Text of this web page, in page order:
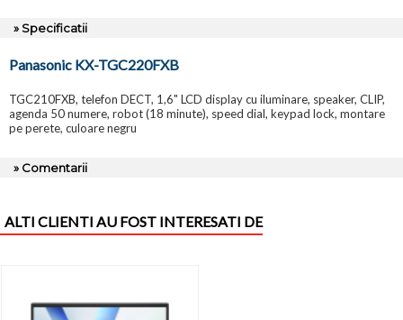
» Specificatii
Panasonic KX-TGC220FXB
TGC210FXB, telefon DECT, 1,6" LCD display cu iluminare, speaker, CLIP,
agenda 50 numere, robot (18 minute), speed dial, keypad lock, montare
pe perete, culoare negru
» Comentarii
ALTI CLIENTI AU FOST INTERESATI DE